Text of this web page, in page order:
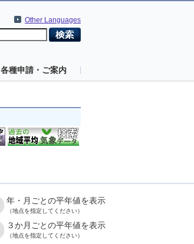
Other Languages
各種申請・ご案内
年・月ごとの平年値を表示
（地点を指定してください）
３か月ごとの平年値を表示
（地点を指定してください）